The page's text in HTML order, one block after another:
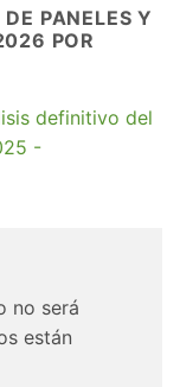
DE PANELES Y
POR
definitivo del
-
no será
están